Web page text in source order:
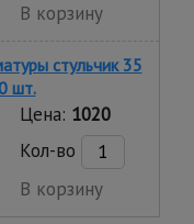
В корзину
стульчик 35
шт.
Цена: 1020
Кол-во
В корзину